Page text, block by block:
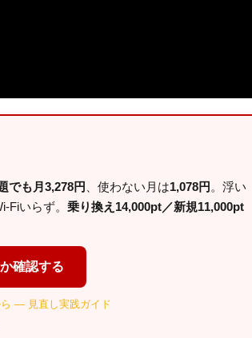
でも月3,278円 、使わない月は1,078円 。浮い
Fiいらず。 乗り換え14,000pt／新規11,000pt
確認する
— 見直し実践ガイド